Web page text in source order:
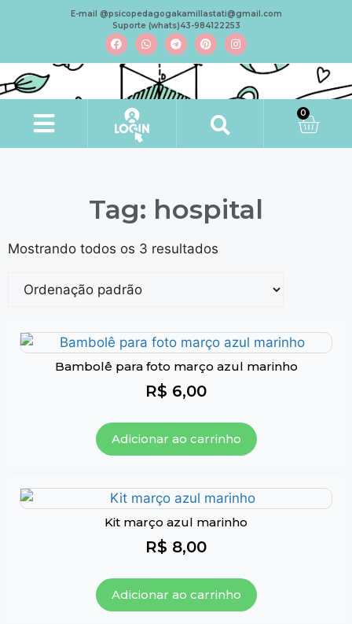
E-mail @psicopedagogakamillastati@gmail.com
Suporte (whats)43-984122253
0
Tag: hospital
Mostrando todos os 3 resultados
Bambolê para foto março azul marinho
R$ 6,00
Adicionar ao carrinho
Kit março azul marinho
R$ 8,00
Adicionar ao carrinho